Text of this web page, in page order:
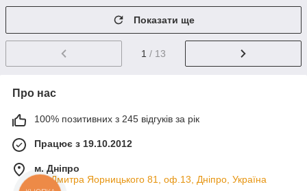
Показати ще
1 / 13
Про нас
100% позитивних з 245 відгуків за рік
Працює з 19.10.2012
м. Дніпро
пр. Дмитра Яорницького 81, оф.13, Дніпро, Україна